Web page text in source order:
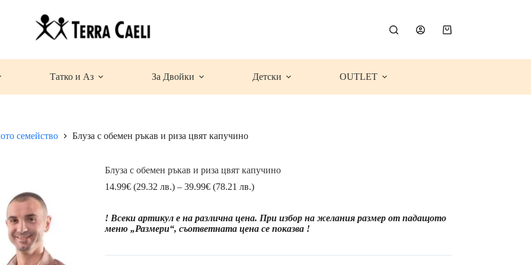
Shopping
Татко и Аз За Двойки Детски OUTLET
семейство Блуза с обемен ръкав и риза цвят капучино
Блуза с обемен ръкав и риза цвят капучино
14.99€(29.32 лв.) – 39.99€(78.21 лв.)Price
(29.32
лв.)
! Всеки артикул е на различна цена. При избор на желания размер от падащото
меню „Размери“, съответната цена се показва !